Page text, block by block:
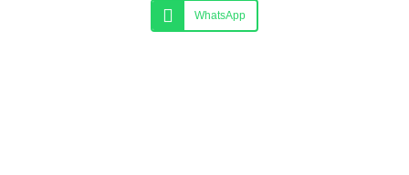
WhatsApp